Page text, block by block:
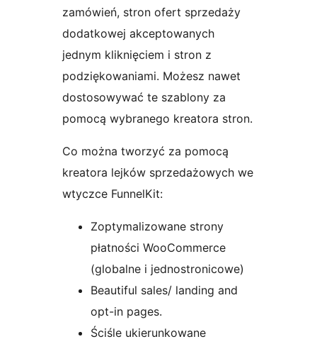
zamówień, stron ofert sprzedaży
dodatkowej akceptowanych
jednym kliknięciem i stron z
podziękowaniami. Możesz nawet
dostosowywać te szablony za
pomocą wybranego kreatora stron.
Co można tworzyć za pomocą
kreatora lejków sprzedażowych we
wtyczce FunnelKit:
Zoptymalizowane strony
płatności WooCommerce
(globalne i jednostronicowe)
Beautiful sales/ landing and
opt-in pages.
Ściśle ukierunkowane